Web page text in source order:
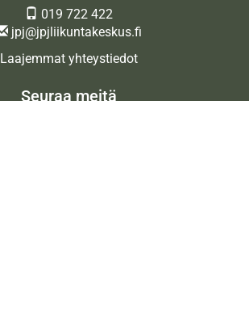
019 722 422
jpj@jpjliikuntakeskus.fi
Laajemmat yhteystiedot
Seuraa meitä